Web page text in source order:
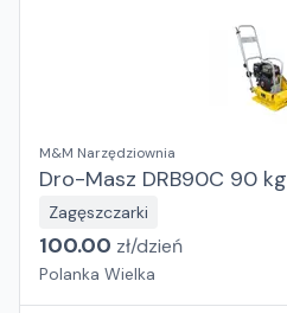
M&M Narzędziownia
Dro-Masz DRB90C 90 kg
Zagęszczarki
100.00 zł/dzień
Polanka Wielka